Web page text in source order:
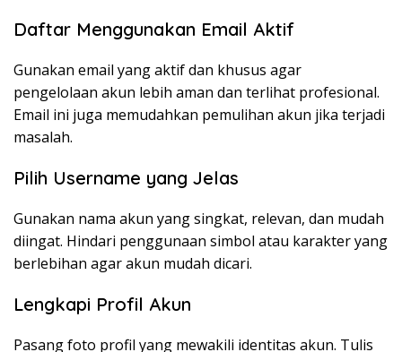
Daftar Menggunakan Email Aktif
Gunakan email yang aktif dan khusus agar
pengelolaan akun lebih aman dan terlihat profesional.
Email ini juga memudahkan pemulihan akun jika terjadi
masalah.
Pilih Username yang Jelas
Gunakan nama akun yang singkat, relevan, dan mudah
diingat. Hindari penggunaan simbol atau karakter yang
berlebihan agar akun mudah dicari.
Lengkapi Profil Akun
Pasang foto profil yang mewakili identitas akun. Tulis